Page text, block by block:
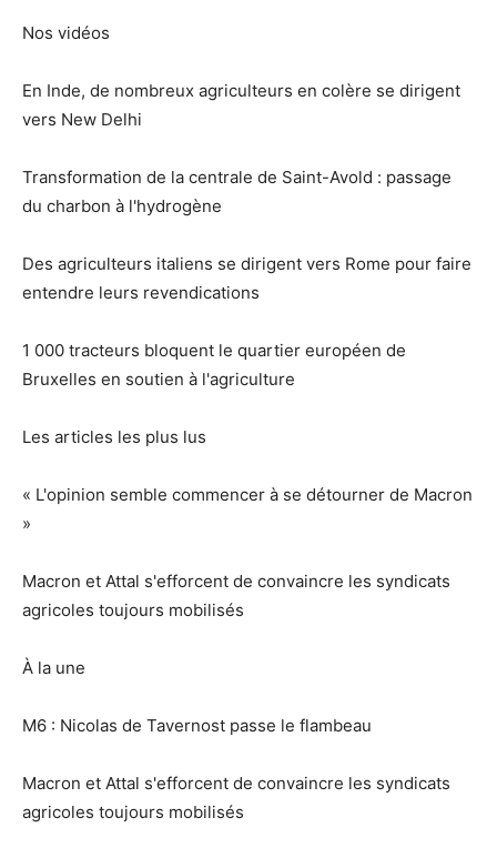
Nos vidéos
En Inde, de nombreux agriculteurs en colère se dirigent
vers New Delhi
Transformation de la centrale de Saint-Avold : passage
du charbon à l'hydrogène
Des agriculteurs italiens se dirigent vers Rome pour faire
entendre leurs revendications
1 000 tracteurs bloquent le quartier européen de
Bruxelles en soutien à l'agriculture
Les articles les plus lus
« L'opinion semble commencer à se détourner de Macron
»
Macron et Attal s'efforcent de convaincre les syndicats
agricoles toujours mobilisés
À la une
M6 : Nicolas de Tavernost passe le flambeau
Macron et Attal s'efforcent de convaincre les syndicats
agricoles toujours mobilisés